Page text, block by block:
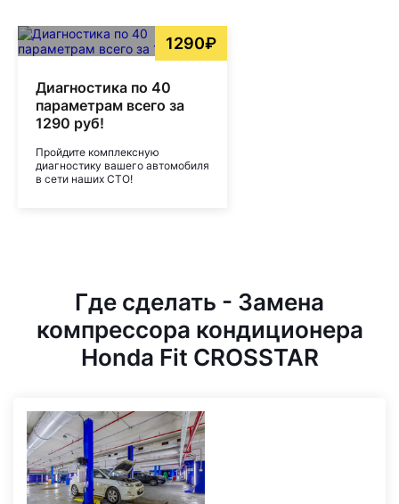
1290₽
Диагностика по 40
параметрам всего за
1290 руб!
Пройдите комплексную
диагностику вашего автомобиля
в сети наших СТО!
Где сделать - Замена
компрессора кондиционера
Honda Fit CROSSTAR